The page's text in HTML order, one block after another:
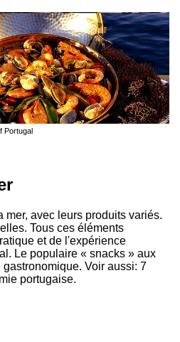
Portugal
mer, avec leurs produits variés.
Tous ces éléments
et de l'expérience
Le populaire « snacks » aux
Voir aussi: 7
portugaise.